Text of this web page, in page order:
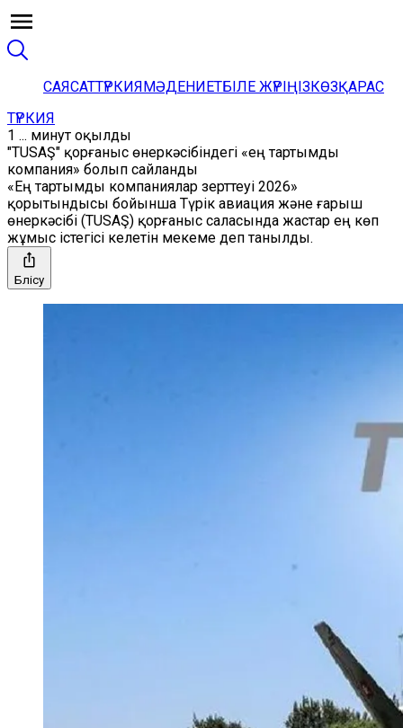
САЯСАТТҮРКИЯМӘДЕНИЕТБІЛЕ ЖҮРІҢІЗКӨЗҚАРАС
ТҮРКИЯ
1 ... минут оқылды
"TUSAŞ" қорғаныс өнеркәсібіндегі «ең тартымды
компания» болып сайланды
«Ең тартымды компаниялар зерттеуі 2026»
қорытындысы бойынша Түрік авиация және ғарыш
өнеркәсібі (TUSAŞ) қорғаныс саласында жастар ең көп
жұмыс істегісі келетін мекеме деп танылды.
Бөлісу